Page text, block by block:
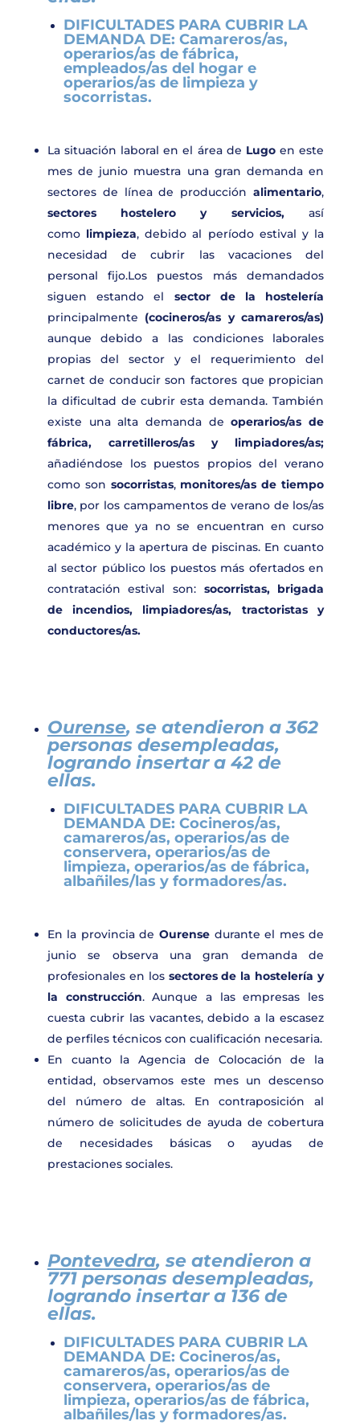
DIFICULTADES PARA CUBRIR LA
DEMANDA DE: Camareros/as,
operarios/as de fábrica,
empleados/as del hogar e
operarios/as de limpieza y
socorristas.
La situación laboral en el área de Lugoen este
mes de junio muestra una gran demanda en
sectores de línea de producciónalimentario,
sectores hostelero y servicios,así
como limpieza, debido al período estival y la
necesidad de cubrir las vacaciones del
personal fijo.Los puestos más demandados
siguen estando el sector de la hostelería
principalmente (cocineros/as y camareros/as)
aunque debido a las condiciones laborales
propias del sector y el requerimiento del
carnet de conducir son factores que propician
la dificultad de cubrir esta demanda. También
existe una alta demanda deoperarios/as de
fábrica, carretilleros/as y limpiadores/as;
añadiéndose los puestos propios del verano
como son socorristas, monitores/as de tiempo
libre, por los campamentos de verano de los/as
menores que ya no se encuentran en curso
académico y la apertura de piscinas. En cuanto
al sector público los puestos más ofertados en
contratación estival son: socorristas, brigada
de incendios, limpiadores/as, tractoristas y
conductores/as.
Ourense, se atendieron a 362
personas desempleadas,
logrando insertar a 42 de
ellas.
DIFICULTADES PARA CUBRIR LA
DEMANDA DE: Cocineros/as,
camareros/as, operarios/as de
conservera, operarios/as de
limpieza, operarios/as de fábrica,
albañiles/las y formadores/as.
En la provincia de Ourense durante el mes de
junio se observa una gran demanda de
profesionales en los sectores de la hostelería y
la construcción. Aunque a las empresas les
cuesta cubrir las vacantes, debido a la escasez
de perfiles técnicos con cualificación necesaria.
En cuanto la Agencia de Colocación de la
entidad, observamos este mes un descenso
del número de altas. En contraposición al
número de solicitudes de ayuda de cobertura
de necesidades básicas o ayudas de
prestaciones sociales.
Pontevedra, se atendieron a
771 personas desempleadas,
logrando insertar a 136 de
ellas.
DIFICULTADES PARA CUBRIR LA
DEMANDA DE: Cocineros/as,
camareros/as, operarios/as de
conservera, operarios/as de
limpieza, operarios/as de fábrica,
albañiles/las y formadores/as.